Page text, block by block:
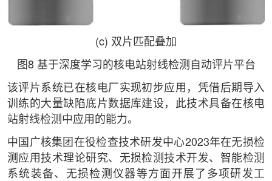
(c) 双片匹配叠加
图8 基于深度学习的核电站射线检测自动评片平台
该评片系统已在核电厂实现初步应用，凭借后期导入
训练的大量缺陷底片数据库建设，此技术具备在核电
站射线检测中应用的能力。
中国广核集团在役检查技术研发中心2023年在无损检
测应用技术理论研究、无损检测技术开发、智能检测
系统装备、无损检测仪器等方面开展了多项研发工